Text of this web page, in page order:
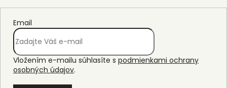
Email
Vložením e-mailu súhlasíte s podmienkami ochrany
osobných údajov.